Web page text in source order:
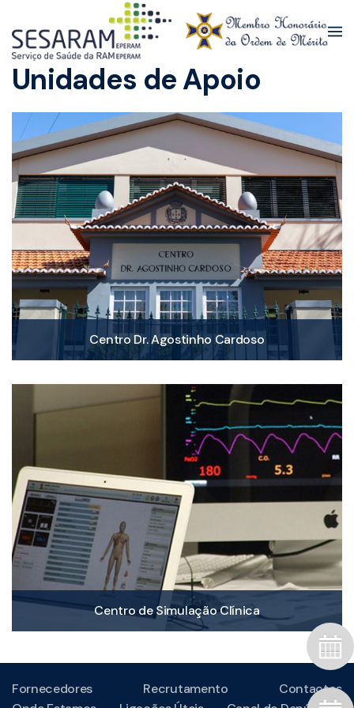
Skip to main content
Unidades de Apoio
Centro Dr. Agostinho Cardoso
Centro de Simulação Clínica
Fornecedores Recrutamento
Contactos